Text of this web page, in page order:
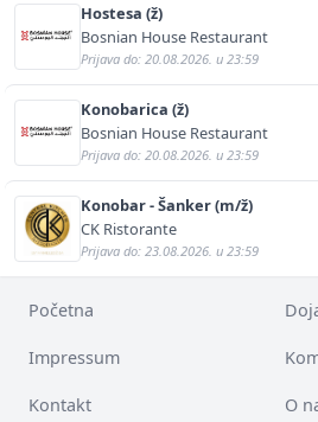
Hostesa (ž)
Bosnian House Restaurant
Prijava do: 20.08.2026. u 23:59
Konobarica (ž)
Bosnian House Restaurant
Prijava do: 20.08.2026. u 23:59
Konobar - Šanker (m/ž)
CK Ristorante
Prijava do: 23.08.2026. u 23:59
Početna
Impressum
Kontakt O